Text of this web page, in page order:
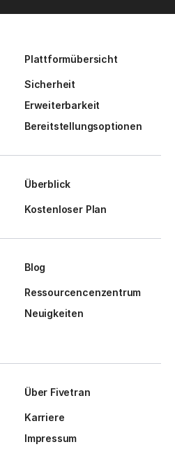
Plattformübersicht
Sicherheit
Erweiterbarkeit
Bereitstellungsoptionen
Überblick
Kostenloser Plan
Blog
Ressourcencenzentrum
Neuigkeiten
Über Fivetran
Karriere
Impressum